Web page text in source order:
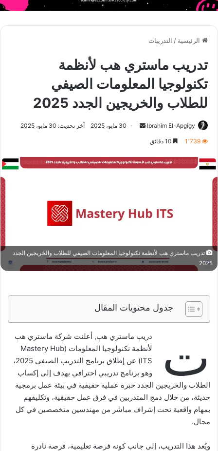
الرئيسية / التدريبات
تدريب ماستري هب لأنظمة
تكنولوجيا المعلومات الصيفي
للطلاب والخريجين الجدد 2025
Ibrahim El-Apgigy
أرسل 30 مايو، 2025 آخر تحديث: 30 مايو، 2025
1٬739
تدريب ماستري هب لأنظمة تكنولوجيا المعلومات الصيفي للطلاب والخريجين الجدد
2025
جدول محتويات المقال
ت
دريب ماستري هب, أعلنت شركة ماستري هب
لأنظمة تكنولوجيا المعلومات (Mastery Hub
ITS) عن إطلاق برنامج التدريب الصيفي 2025،
وهو برنامج تدريبي احترافي يهدف إلى إكساب
الطلاب والخريجين الجدد خبرة عملية حقيقية في بيئة عمل برمجية
حديثة، من خلال دمج المتدربين في فرق عمل حقيقية، وتكليفهم
بمهام واقعية تحت إشراف مباشر من مهندسين متخصصين في كل
مجال.
ويُعد هذا التدريب، إلى جانب كونه فرصة تعليمية، فرصة نادرة